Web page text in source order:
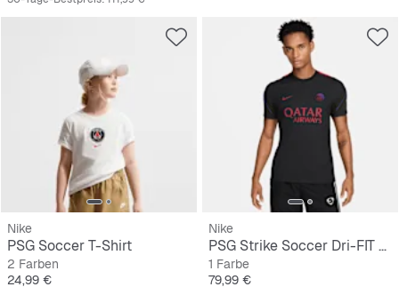
Nike
PSG Soccer T-Shirt
2 Farben
Preis
24,99 €
Nike
PSG Strike Soccer Dri-FIT Short-Sleeve Top
1 Farbe
Preis
79,99 €